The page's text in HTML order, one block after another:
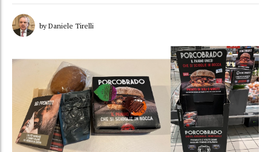
by Daniele Tirelli